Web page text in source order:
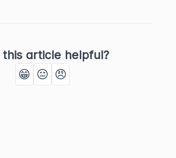
this article helpful?
😁 😐 😠